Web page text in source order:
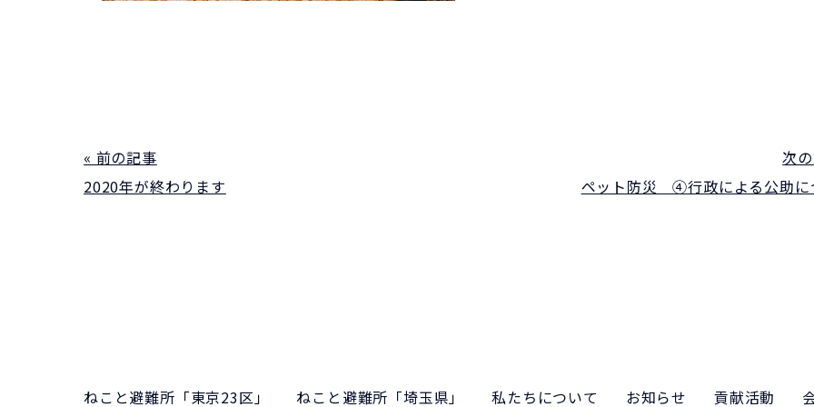
« 前の記事
2020年が終わります
次
ペット防災 ④行政による公助に
ねこと避難所「東京23区」 ねこと避難所「埼玉県」 私たちについて お知らせ 貢献活動